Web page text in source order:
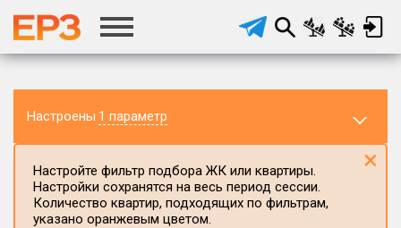
Настроены 1 параметр
Настройте фильтр подбора ЖК или квартиры.
Настройки сохранятся на весь период сессии.
Количество квартир, подходящих по фильтрам,
указано оранжевым цветом.
×